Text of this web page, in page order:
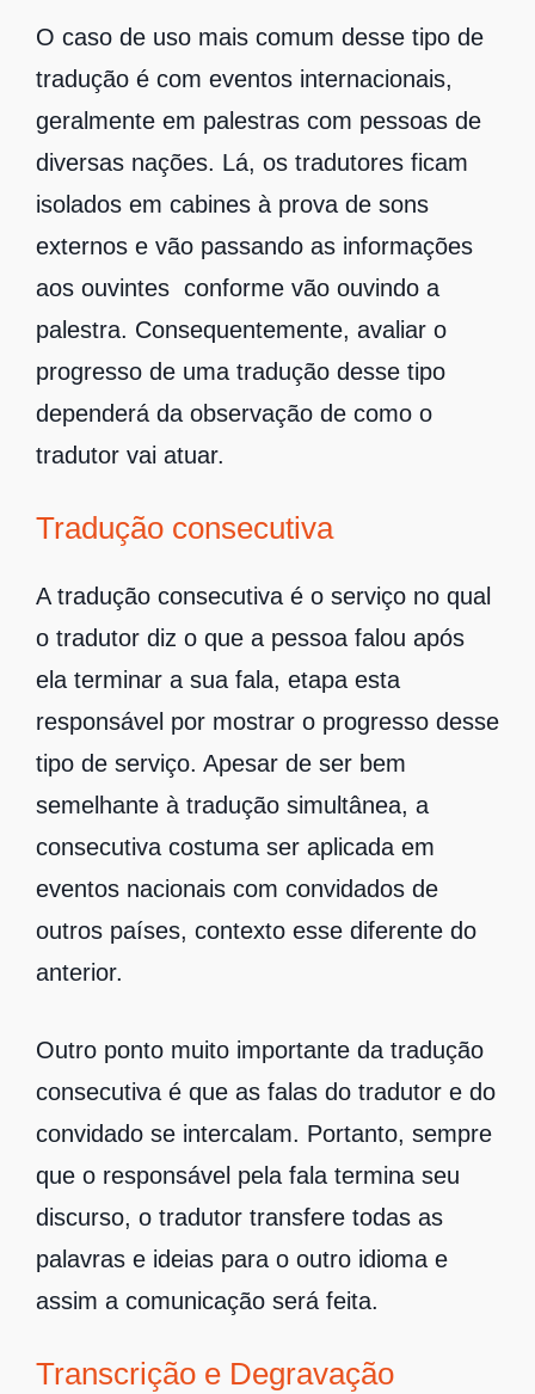
O caso de uso mais comum desse tipo de
tradução é com eventos internacionais,
geralmente em palestras com pessoas de
diversas nações. Lá, os tradutores ficam
isolados em cabines à prova de sons
externos e vão passando as informações
aos ouvintes conforme vão ouvindo a
palestra. Consequentemente, avaliar o
progresso de uma tradução desse tipo
dependerá da observação de como o
tradutor vai atuar.
Tradução consecutiva
A tradução consecutiva é o serviço no qual
o tradutor diz o que a pessoa falou após
ela terminar a sua fala, etapa esta
responsável por mostrar o progresso desse
tipo de serviço. Apesar de ser bem
semelhante à tradução simultânea, a
consecutiva costuma ser aplicada em
eventos nacionais com convidados de
outros países, contexto esse diferente do
anterior.
Outro ponto muito importante da tradução
consecutiva é que as falas do tradutor e do
convidado se intercalam. Portanto, sempre
que o responsável pela fala termina seu
discurso, o tradutor transfere todas as
palavras e ideias para o outro idioma e
assim a comunicação será feita.
Transcrição e Degravação